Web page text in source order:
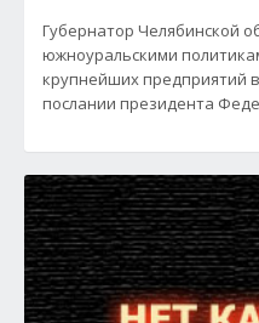
Губернатор Челябинской
южноуральскими
крупнейших предприятий
послании президента